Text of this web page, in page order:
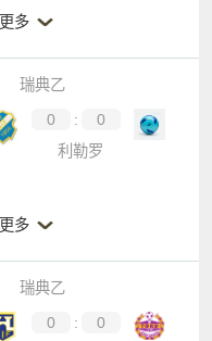
更多
瑞典乙
0 :
0
利勒罗
更多
瑞典乙
0 :
0